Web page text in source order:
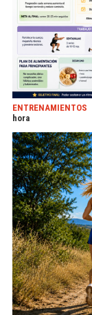
ENTRENAMIENTOS
hora